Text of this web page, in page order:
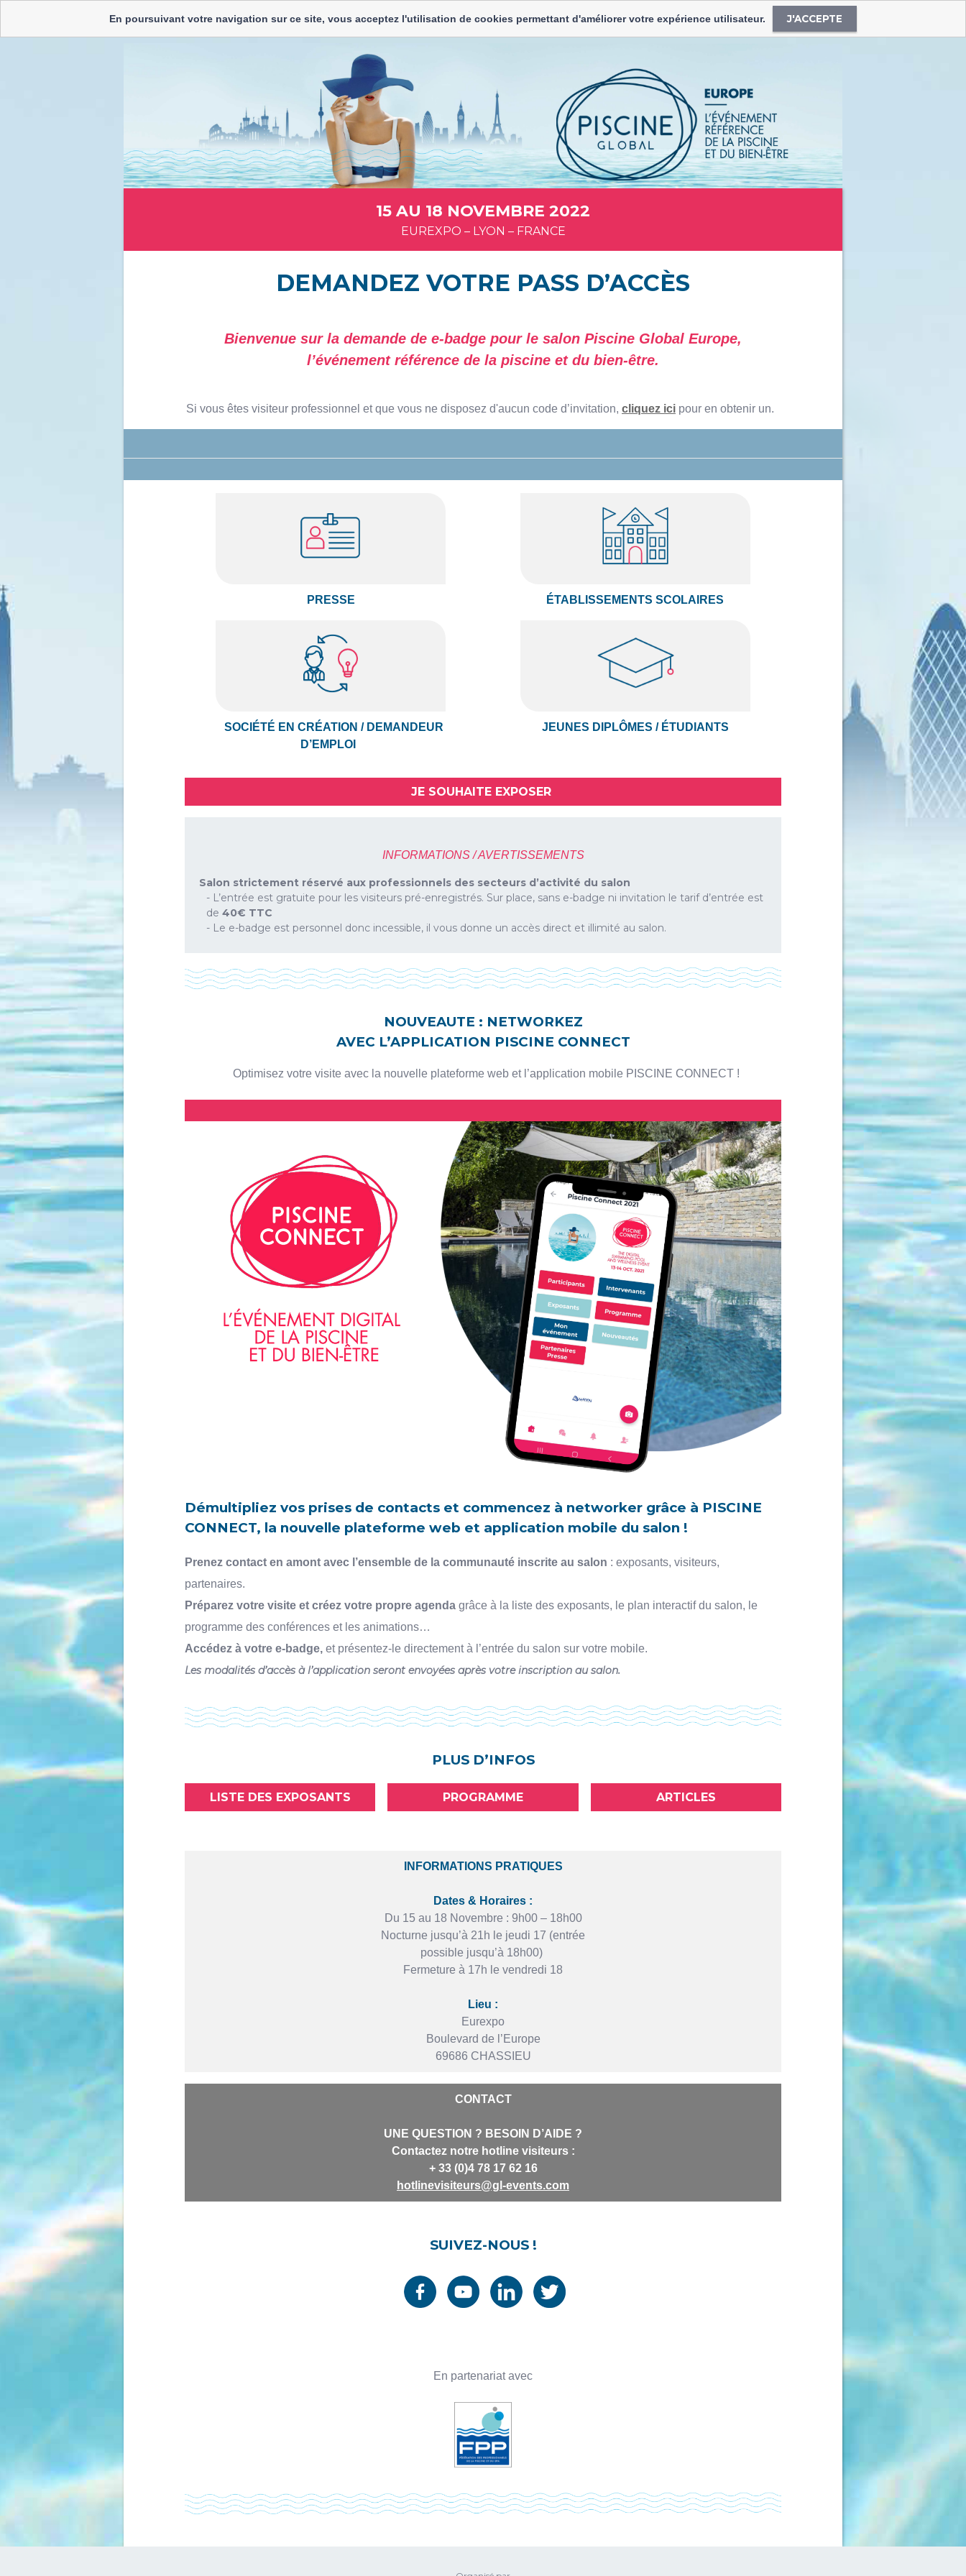
15 AU 18 NOVEMBRE 2022
EUREXPO – LYON – FRANCE
DEMANDEZ VOTRE PASS D’ACCÈS
Bienvenue sur la demande de e-badge pour le salon Piscine Global Europe,
l’événement référence de la piscine et du bien-être.
Si vous êtes visiteur professionnel et que vous ne disposez d'aucun code d’invitation, cliquez ici pour en obtenir un.
PRESSE ÉTABLISSEMENTS SCOLAIRES
SOCIÉTÉ EN CRÉATION / DEMANDEUR
D’EMPLOI
JEUNES DIPLÔMES / ÉTUDIANTS
JE SOUHAITE EXPOSER
INFORMATIONS / AVERTISSEMENTS
Salon strictement réservé aux professionnels des secteurs d’activité du salon
- L’entrée est gratuite pour les visiteurs pré-enregistrés. Sur place, sans e-badge ni invitation le tarif d’entrée est
de 40€ TTC
- Le e-badge est personnel donc incessible, il vous donne un accès direct et illimité au salon.
NOUVEAUTE : NETWORKEZ
AVEC L’APPLICATION PISCINE CONNECT
Optimisez votre visite avec la nouvelle plateforme web et l’application mobile PISCINE CONNECT !
Démultipliez vos prises de contacts et commencez à networker grâce à PISCINE
CONNECT, la nouvelle plateforme web et application mobile du salon !
Prenez contact en amont avec l’ensemble de la communauté inscrite au salon : exposants, visiteurs,
partenaires.
Préparez votre visite et créez votre propre agenda grâce à la liste des exposants, le plan interactif du salon, le
programme des conférences et les animations…
Accédez à votre e-badge, et présentez-le directement à l’entrée du salon sur votre mobile.
Les modalités d’accès à l’application seront envoyées après votre inscription au salon.
PLUS D’INFOS
LISTE DES EXPOSANTS PROGRAMME ARTICLES
INFORMATIONS PRATIQUES
Dates & Horaires :
Du 15 au 18 Novembre : 9h00 – 18h00
Nocturne jusqu’à 21h le jeudi 17 (entrée
possible jusqu’à 18h00)
Fermeture à 17h le vendredi 18
Lieu :
Eurexpo
Boulevard de l’Europe
69686 CHASSIEU
CONTACT
UNE QUESTION ? BESOIN D’AIDE ?
Contactez notre hotline visiteurs :
+ 33 (0)4 78 17 62 16
hotlinevisiteurs@gl-events.com
SUIVEZ-NOUS !
En partenariat avec
En poursuivant votre navigation sur ce site, vous acceptez l'utilisation de cookies permettant d'améliorer votre expérience utilisateur. J'ACCEPTE